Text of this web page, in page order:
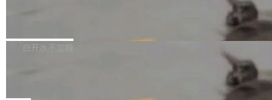
高质量游戏...
式2.0，可根据不同使用场景释放处理器潜力，
过 1528 名开发者，85% 说 AI 把瓶颈从写代码
数据库，有一个图形后端。作为一个原生的 Gra
白开水不加糖